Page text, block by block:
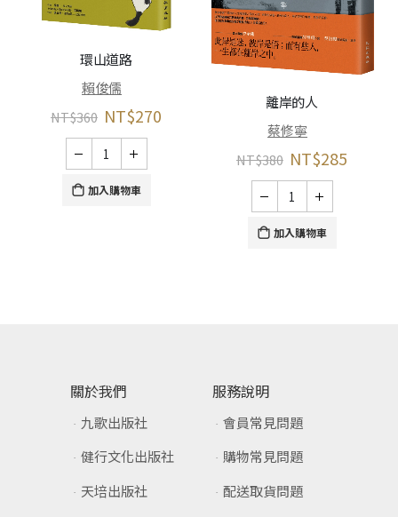
環山道路
賴俊儒
NT$360 NT$270
加入購物車
離岸的人
蔡修寧
NT$380 NT$285
加入購物車
關於我們
九歌出版社
健行文化出版社
天培出版社
服務說明
會員常見問題
購物常見問題
配送取貨問題